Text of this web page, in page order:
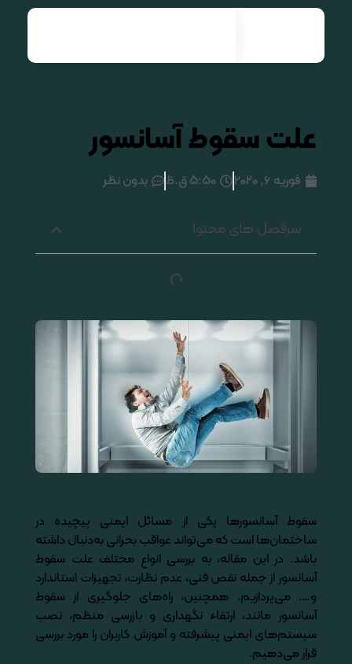
نصب و راه اندازی انواع آسانسور| آرنیک آسانسور
علت سقوط آسانسور
فوریه 6, 2020 5:50 ق.ظ بدون نظر
سرفصل های محتوا
سقوط آسانسورها یکی از مسائل ایمنی پیچیده در
ساختمان‌ها است که می‌تواند عواقب بحرانی به‌دنبال داشته
باشد. در این مقاله، به بررسی انواع مختلف علت سقوط
آسانسور از جمله نقص فنی، عدم نظارت، تجهیزات استاندارد
و…. می‌پردازیم. همچنین، راه‌های جلوگیری از سقوط
آسانسور مانند، ارتقاء نگهداری و بازرسی منظم، نصب
سیستم‌های ایمنی پیشرفته و آموزش کاربران را مورد بررسی
قرار می‌دهیم.